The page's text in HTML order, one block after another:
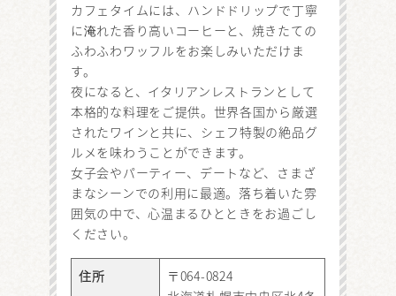
カフェタイムには、ハンドドリップで丁寧
に淹れた香り高いコーヒーと、焼きたての
ふわふわワッフルをお楽しみいただけま
す。
夜になると、イタリアンレストランとして
本格的な料理をご提供。世界各国から厳選
されたワインと共に、シェフ特製の絶品グ
ルメを味わうことができます。
女子会やパーティー、デートなど、さまざ
まなシーンでの利用に最適。落ち着いた雰
囲気の中で、心温まるひとときをお過ごし
ください。
住所
〒064-0824